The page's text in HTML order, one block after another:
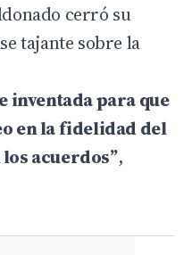
cerró su
tajante sobre la
inventada para que
en la fidelidad del
acuerdos”,